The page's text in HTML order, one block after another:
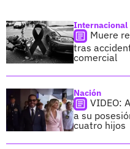
Internacional
Muere
tras
comercial
Nación
VIDEO:
a su
cuatro hijos